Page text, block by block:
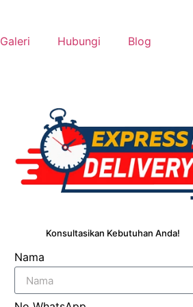
Galeri Hubungi Blog
Konsultasikan Kebutuhan Anda!
Nama